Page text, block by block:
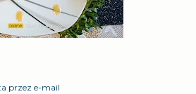
przez e-mail